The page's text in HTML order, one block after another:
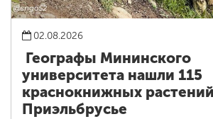
02.08.2026
Географы Мининского
университета нашли 115
краснокнижных
Приэльбрусье